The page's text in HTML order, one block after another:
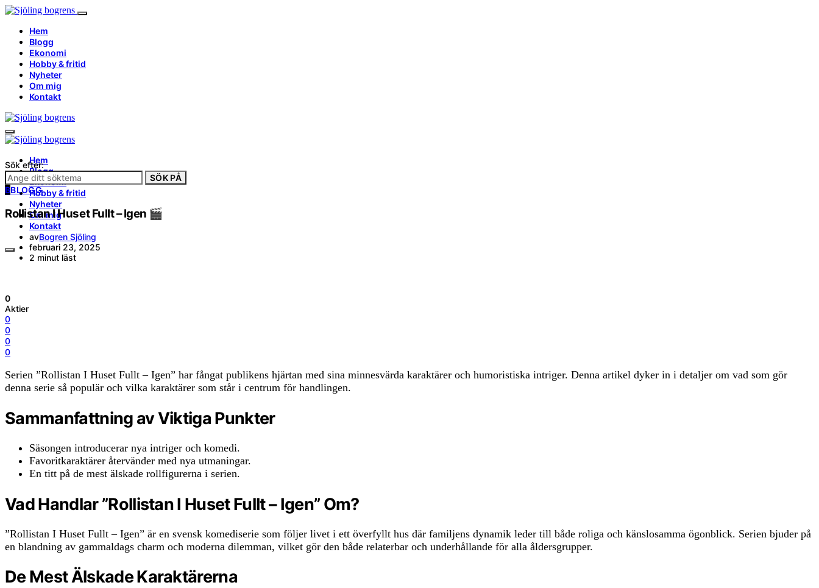
Hem
Blogg
Ekonomi
Hobby & fritid
Nyheter
Om mig
Kontakt
Hem
Blogg
Ekonomi
Hobby & fritid
Nyheter
Om mig
Kontakt
Sök efter:
SÖK PÅ
BBLOGG
Rollistan I Huset Fullt – Igen 🎬
avBogren Sjöling
februari 23, 2025
2 minut läst
0
Aktier
0
0
0
0
Serien ”Rollistan I Huset Fullt – Igen” har fångat publikens hjärtan med sina minnesvärda karaktärer och humoristiska intriger. Denna artikel dyker in i detaljer om vad som gör
denna serie så populär och vilka karaktärer som står i centrum för handlingen.
Sammanfattning av Viktiga Punkter
Säsongen introducerar nya intriger och komedi.
Favoritkaraktärer återvänder med nya utmaningar.
En titt på de mest älskade rollfigurerna i serien.
Vad Handlar ”Rollistan I Huset Fullt – Igen” Om?
”Rollistan I Huset Fullt – Igen” är en svensk komediserie som följer livet i ett överfyllt hus där familjens dynamik leder till både roliga och känslosamma ögonblick. Serien bjuder på
en blandning av gammaldags charm och moderna dilemman, vilket gör den både relaterbar och underhållande för alla åldersgrupper.
De Mest Älskade Karaktärerna